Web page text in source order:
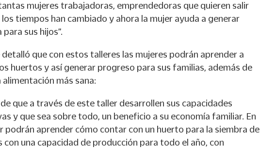
mujeres trabajadoras, emprendedoras que quieren salir
tiempos han cambiado y ahora la mujer ayuda a generar
sus hijos”.
detalló que con estos talleres las mujeres podrán aprender a
huertos y así generar progreso para sus familias, además de
alimentación más sana:
que a través de este taller desarrollen sus capacidades
y que sea sobre todo, un beneficio a su economía familiar. En
podrán aprender cómo contar con un huerto para la siembra de
con una capacidad de producción para todo el año, con